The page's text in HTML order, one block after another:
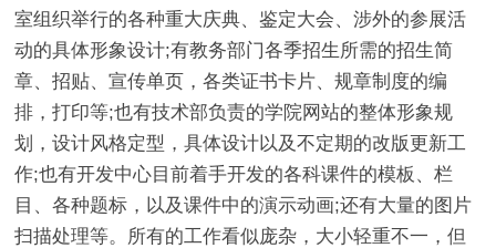
室组织举行的各种重大庆典、鉴定大会、涉外的参展活
动的具体形象设计;有教务部门各季招生所需的招生简
章、招贴、宣传单页，各类证书卡片、规章制度的编
排，打印等;也有技术部负责的学院网站的整体形象规
划，设计风格定型，具体设计以及不定期的改版更新工
作;也有开发中心目前着手开发的各科课件的模板、栏
目、各种题标，以及课件中的演示动画;还有大量的图片
扫描处理等。所有的工作看似庞杂，大小轻重不一，但